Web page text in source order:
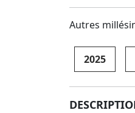
Autres
2025